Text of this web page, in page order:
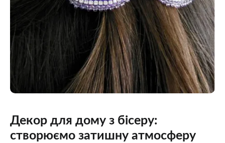
Декор для дому з бісеру:
створюємо затишну атмосферу